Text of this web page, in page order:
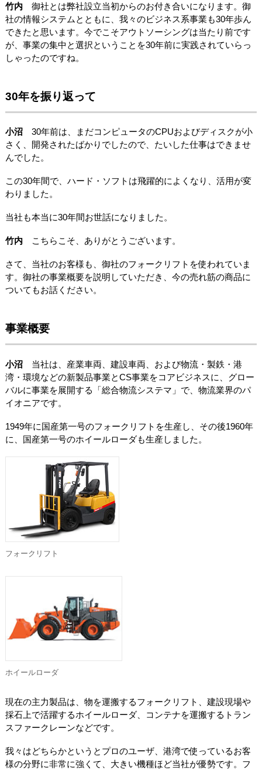
竹内御社とは弊社設立当初からのお付き合いになります。御
社の情報システムとともに、我々のビジネス系事業も30年歩ん
できたと思います。今でこそアウトソーシングは当たり前です
が、事業の集中と選択ということを30年前に実践されていらっ
しゃったのですね。
30年を振り返って
小沼30年前は、まだコンピュータのCPUおよびディスクが小
さく、開発されたばかりでしたので、たいした仕事はできませ
んでした。
この30年間で、ハード・ソフトは飛躍的によくなり、活用が変
わりました。
当社も本当に30年間お世話になりました。
竹内こちらこそ、ありがとうございます。
さて、当社のお客様も、御社のフォークリフトを使われていま
す。御社の事業概要を説明していただき、今の売れ筋の商品に
ついてもお話ください。
事業概要
小沼当社は、産業車両、建設車両、および物流・製鉄・港
湾・環境などの新製品事業とCS事業をコアビジネスに、グロー
バルに事業を展開する「総合物流システマ」で、物流業界のパ
イオニアです。
1949年に国産第一号のフォークリフトを生産し、その後1960年
に、国産第一号のホイールローダも生産しました。
フォークリフト
ホイールローダ
現在の主力製品は、物を運搬するフォークリフト、建設現場や
採石上で活躍するホイールローダ、コンテナを運搬するトラン
スファークレーンなどです。
我々はどちらかというとプロのユーザ、港湾で使っているお客
様の分野に非常に強くて、大きい機種ほど当社が優勢です。フ